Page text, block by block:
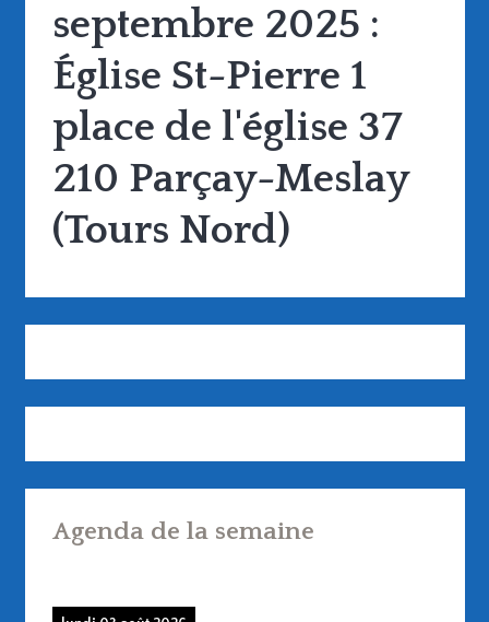
septembre 2025 :
Église St-Pierre 1
place de l'église 37
210 Parçay-Meslay
(Tours Nord)
Agenda de la semaine